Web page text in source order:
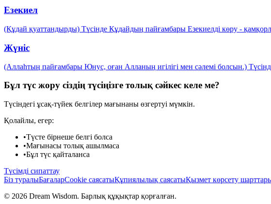
Езекиел
(Құдай қуаттандырды) Түсінде Құдайдың пайғамбары Езекиелді көру -
Жүніс
(Аллаһтың пайғамбары Юнус, оған Алланың игілігі мен сәлемі болсын.)
Бұл түс жору сіздің түсіңізге толық сәйкес келе ме?
Түсіндегі ұсақ-түйек белгілер мағынаны өзгертуі мүмкін.
Қолайлы, егер:
•Түсте бірнеше белгі болса
•Мағынасы толық ашылмаса
•Бұл түс қайталанса
Түсімді сипаттау
Біз туралыБағаларCookie саясатыҚұпиялылық саясатыҚызмет көрсету
© 2026 Dream Wisdom. Барлық құқықтар қорғалған.